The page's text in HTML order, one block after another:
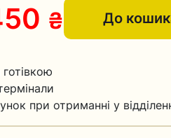
₴ До
при отриманні у